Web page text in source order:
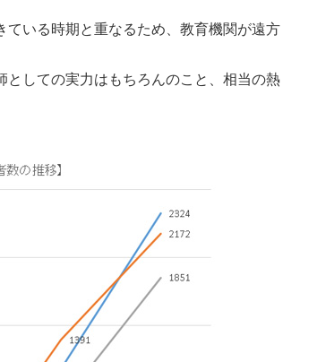
いる時期と重なるため、教育機関が遠方
しての実力はもちろんのこと、相当の熱